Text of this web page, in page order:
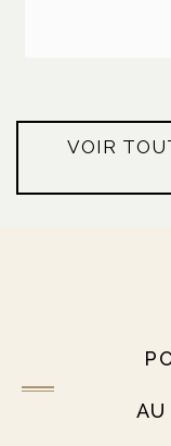
VOIR